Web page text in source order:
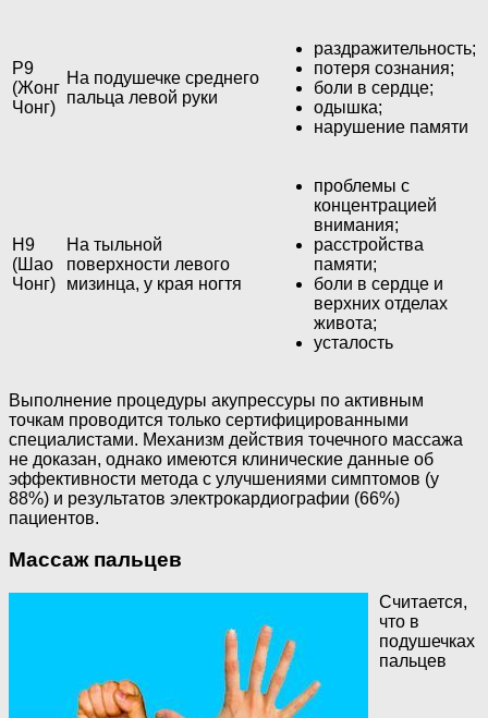
P9
(Жонг
Чонг)
На подушечке среднего
пальца левой руки
раздражительность;
потеря сознания;
боли в сердце;
одышка;
нарушение памяти
H9
(Шао
Чонг)
На тыльной
поверхности левого
мизинца, у края ногтя
проблемы с
концентрацией
внимания;
расстройства
памяти;
боли в сердце и
верхних отделах
живота;
усталость
Выполнение процедуры акупрессуры по активным
точкам проводится только сертифицированными
специалистами. Механизм действия точечного массажа
не доказан, однако имеются клинические данные об
эффективности метода с улучшениями симптомов (у
88%) и результатов электрокардиографии (66%)
пациентов.
Массаж пальцев
Считается,
что в
подушечках
пальцев